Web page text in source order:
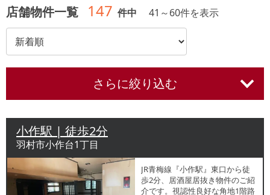
店舗物件一覧 147 件中 41 ～60件を表示
さらに絞り込む
小作駅 | 徒歩2分
羽村市小作台1丁目
JR青梅線『小作駅』東口から徒
歩2分、居酒屋居抜き物件のご紹
介です。視認性良好な角地1階路